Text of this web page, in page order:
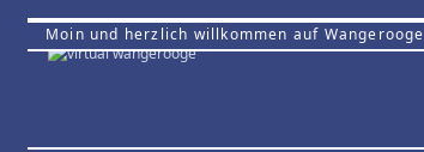
Moin und herzlich willkommen auf